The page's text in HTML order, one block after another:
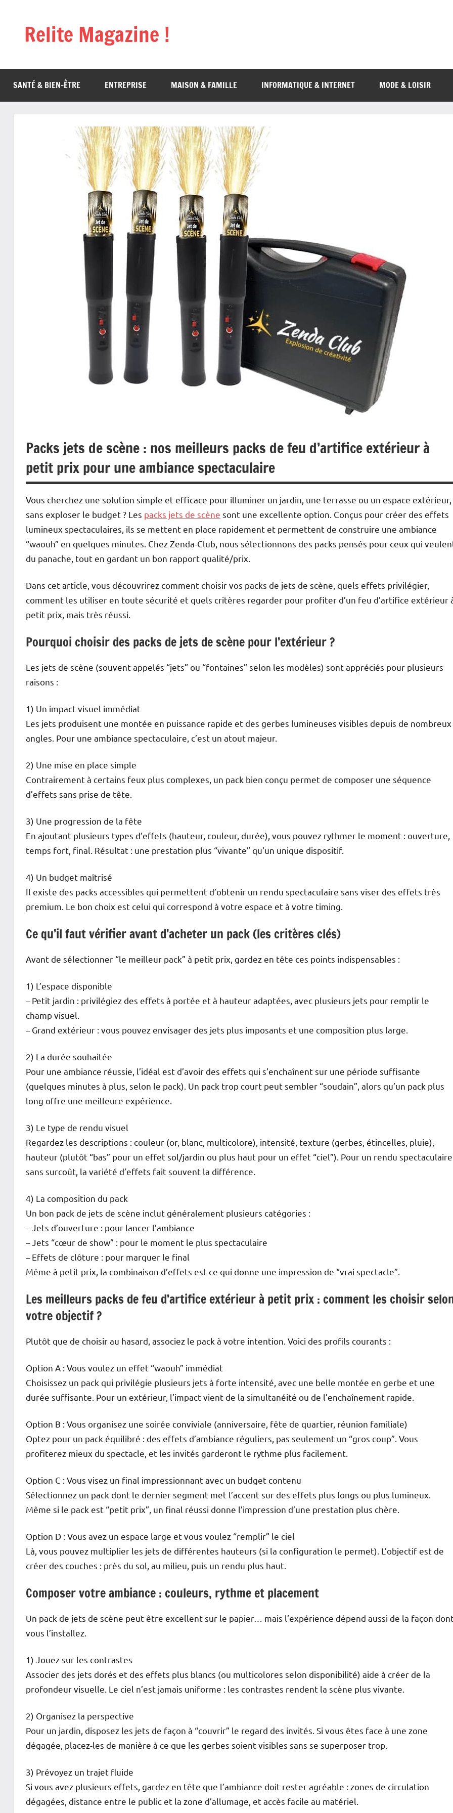
contenuRelite Magazine !
SANTÉ & BIEN-ÊTRE ENTREPRISE MAISON & FAMILLE INFORMATIQUE & INTERNET MODE & LOISIR
Packs jets de scène : nos meilleurs packs de feu d’artifice extérieur à
petit prix pour une ambiance spectaculaire
Vous cherchez une solution simple et efficace pour illuminer un jardin, une terrasse ou un espace extérieur,
sans exploser le budget ? Les packs jets de scène sont une excellente option. Conçus pour créer des effets
lumineux spectaculaires, ils se mettent en place rapidement et permettent de construire une ambiance
“waouh” en quelques minutes. Chez Zenda-Club, nous sélectionnons des packs pensés pour ceux qui
du panache, tout en gardant un bon rapport qualité/prix.
Dans cet article, vous découvrirez comment choisir vos packs de jets de scène, quels effets privilégier,
comment les utiliser en toute sécurité et quels critères regarder pour profiter d’un feu d’artifice extérieur
petit prix, mais très réussi.
Pourquoi choisir des packs de jets de scène pour l’extérieur ?
Les jets de scène (souvent appelés “jets” ou “fontaines” selon les modèles) sont appréciés pour plusieurs
raisons :
1) Un impact visuel immédiat
Les jets produisent une montée en puissance rapide et des gerbes lumineuses visibles depuis de nombreux
angles. Pour une ambiance spectaculaire, c’est un atout majeur.
2) Une mise en place simple
Contrairement à certains feux plus complexes, un pack bien conçu permet de composer une séquence
d’effets sans prise de tête.
3) Une progression de la fête
En ajoutant plusieurs types d’effets (hauteur, couleur, durée), vous pouvez rythmer le moment : ouverture,
temps fort, final. Résultat : une prestation plus “vivante” qu’un unique dispositif.
4) Un budget maîtrisé
Il existe des packs accessibles qui permettent d’obtenir un rendu spectaculaire sans viser des effets très
premium. Le bon choix est celui qui correspond à votre espace et à votre timing.
Ce qu’il faut vérifier avant d’acheter un pack (les critères clés)
Avant de sélectionner “le meilleur pack” à petit prix, gardez en tête ces points indispensables :
1) L’espace disponible
– Petit jardin : privilégiez des effets à portée et à hauteur adaptées, avec plusieurs jets pour remplir le
champ visuel.
– Grand extérieur : vous pouvez envisager des jets plus imposants et une composition plus large.
2) La durée souhaitée
Pour une ambiance réussie, l’idéal est d’avoir des effets qui s’enchaînent sur une période suffisante
(quelques minutes à plus, selon le pack). Un pack trop court peut sembler “soudain”, alors qu’un pack plus
long offre une meilleure expérience.
3) Le type de rendu visuel
Regardez les descriptions : couleur (or, blanc, multicolore), intensité, texture (gerbes, étincelles, pluie),
hauteur (plutôt “bas” pour un effet sol/jardin ou plus haut pour un effet “ciel”). Pour un rendu spectaculaire
sans surcoût, la variété d’effets fait souvent la différence.
4) La composition du pack
Un bon pack de jets de scène inclut généralement plusieurs catégories :
– Jets d’ouverture : pour lancer l’ambiance
– Jets “cœur de show” : pour le moment le plus spectaculaire
– Effets de clôture : pour marquer le final
Même à petit prix, la combinaison d’effets est ce qui donne une impression de “vrai spectacle”.
Les meilleurs packs de feu d’artifice extérieur à petit prix : comment les choisir
votre objectif ?
Plutôt que de choisir au hasard, associez le pack à votre intention. Voici des profils courants :
Option A : Vous voulez un effet “waouh” immédiat
Choisissez un pack qui privilégie plusieurs jets à forte intensité, avec une belle montée en gerbe et une
durée suffisante. Pour un extérieur, l’impact vient de la simultanéité ou de l’enchaînement rapide.
Option B : Vous organisez une soirée conviviale (anniversaire, fête de quartier, réunion familiale)
Optez pour un pack équilibré : des effets d’ambiance réguliers, pas seulement un “gros coup”. Vous
profiterez mieux du spectacle, et les invités garderont le rythme plus facilement.
Option C : Vous visez un final impressionnant avec un budget contenu
Sélectionnez un pack dont le dernier segment met l’accent sur des effets plus longs ou plus lumineux.
Même si le pack est “petit prix”, un final réussi donne l’impression d’une prestation plus chère.
Option D : Vous avez un espace large et vous voulez “remplir” le ciel
Là, vous pouvez multiplier les jets de différentes hauteurs (si la configuration le permet). L’objectif est de
créer des couches : près du sol, au milieu, puis un rendu plus haut.
Composer votre ambiance : couleurs, rythme et placement
Un pack de jets de scène peut être excellent sur le papier… mais l’expérience dépend aussi de la façon
vous l’installez.
1) Jouez sur les contrastes
Associer des jets dorés et des effets plus blancs (ou multicolores selon disponibilité) aide à créer de la
profondeur visuelle. Le ciel n’est jamais uniforme : les contrastes rendent la scène plus vivante.
2) Organisez la perspective
Pour un jardin, disposez les jets de façon à “couvrir” le regard des invités. Si vous êtes face à une zone
dégagée, placez-les de manière à ce que les gerbes soient visibles sans se superposer trop.
3) Prévoyez un trajet fluide
Si vous avez plusieurs effets, gardez en tête que l’ambiance doit rester agréable : zones de circulation
dégagées, distance entre le public et la zone d’allumage, et accès facile au matériel.